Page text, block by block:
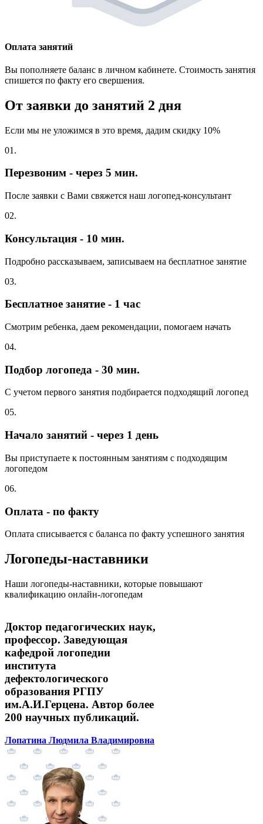
Оплата занятий
Вы пополняете баланс в личном кабинете. Стоимость занятия
спишется по факту его свершения.
От заявки до занятий 2 дня
Если мы не уложимся в это время, дадим скидку 10%
01.
Перезвоним - через 5 мин.
После заявки с Вами свяжется наш логопед-консультант
02.
Консультация - 10 мин.
Подробно рассказываем, записываем на бесплатное занятие
03.
Бесплатное занятие - 1 час
Смотрим ребенка, даем рекомендации, помогаем начать
04.
Подбор логопеда - 30 мин.
С учетом первого занятия подбирается подходящий логопед
05.
Начало занятий - через 1 день
Вы приступаете к постоянным занятиям с подходящим
логопедом
06.
Оплата - по факту
Оплата списывается с баланса по факту успешного занятия
Логопеды-наставники
Наши логопеды-наставники, которые повышают
квалификацию онлайн-логопедам
Доктор педагогических наук,
профессор. Заведующая
кафедрой логопедии
института
дефектологического
образования РГПУ
им.А.И.Герцена. Автор более
200 научных публикаций.
Лопатина Людмила Владимировна